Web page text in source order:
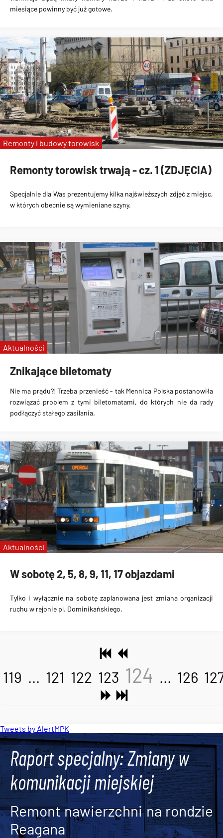
miesiące powinny być już gotowe.
Remonty torowisk trwają - cz. 1 (ZDJĘCIA)
Specjalnie dla Was prezentujemy kilka najświeższych zdjęć z miejsc,
w których obecnie są wymieniane szyny.
Remonty i budowy torowisk
Znikające biletomaty
Nie ma prądu?! Trzeba przenieść - tak Mennica Polska postanowiła
rozwiązać problem z tymi biletomatami, do których nie da rady
podłączyć stałego zasilania.
Aktualności
W sobotę 2, 5, 8, 9, 11, 17 objazdami
Tylko i wyłącznie na sobotę zaplanowana jest zmiana organizacji
ruchu w rejonie pl. Dominikańskiego.
Aktualności
119 ... 121 122 123 124 ... 126
Tweets by AlertMPK
Raport specjalny: Zmiany w
komunikacji miejskiej
Remont nawierzchni na rondzie
Reagana